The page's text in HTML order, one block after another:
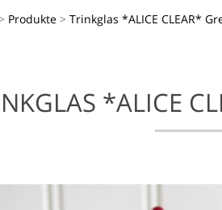
Produkte > Trinkglas *ALICE CLEAR*
*ALICE